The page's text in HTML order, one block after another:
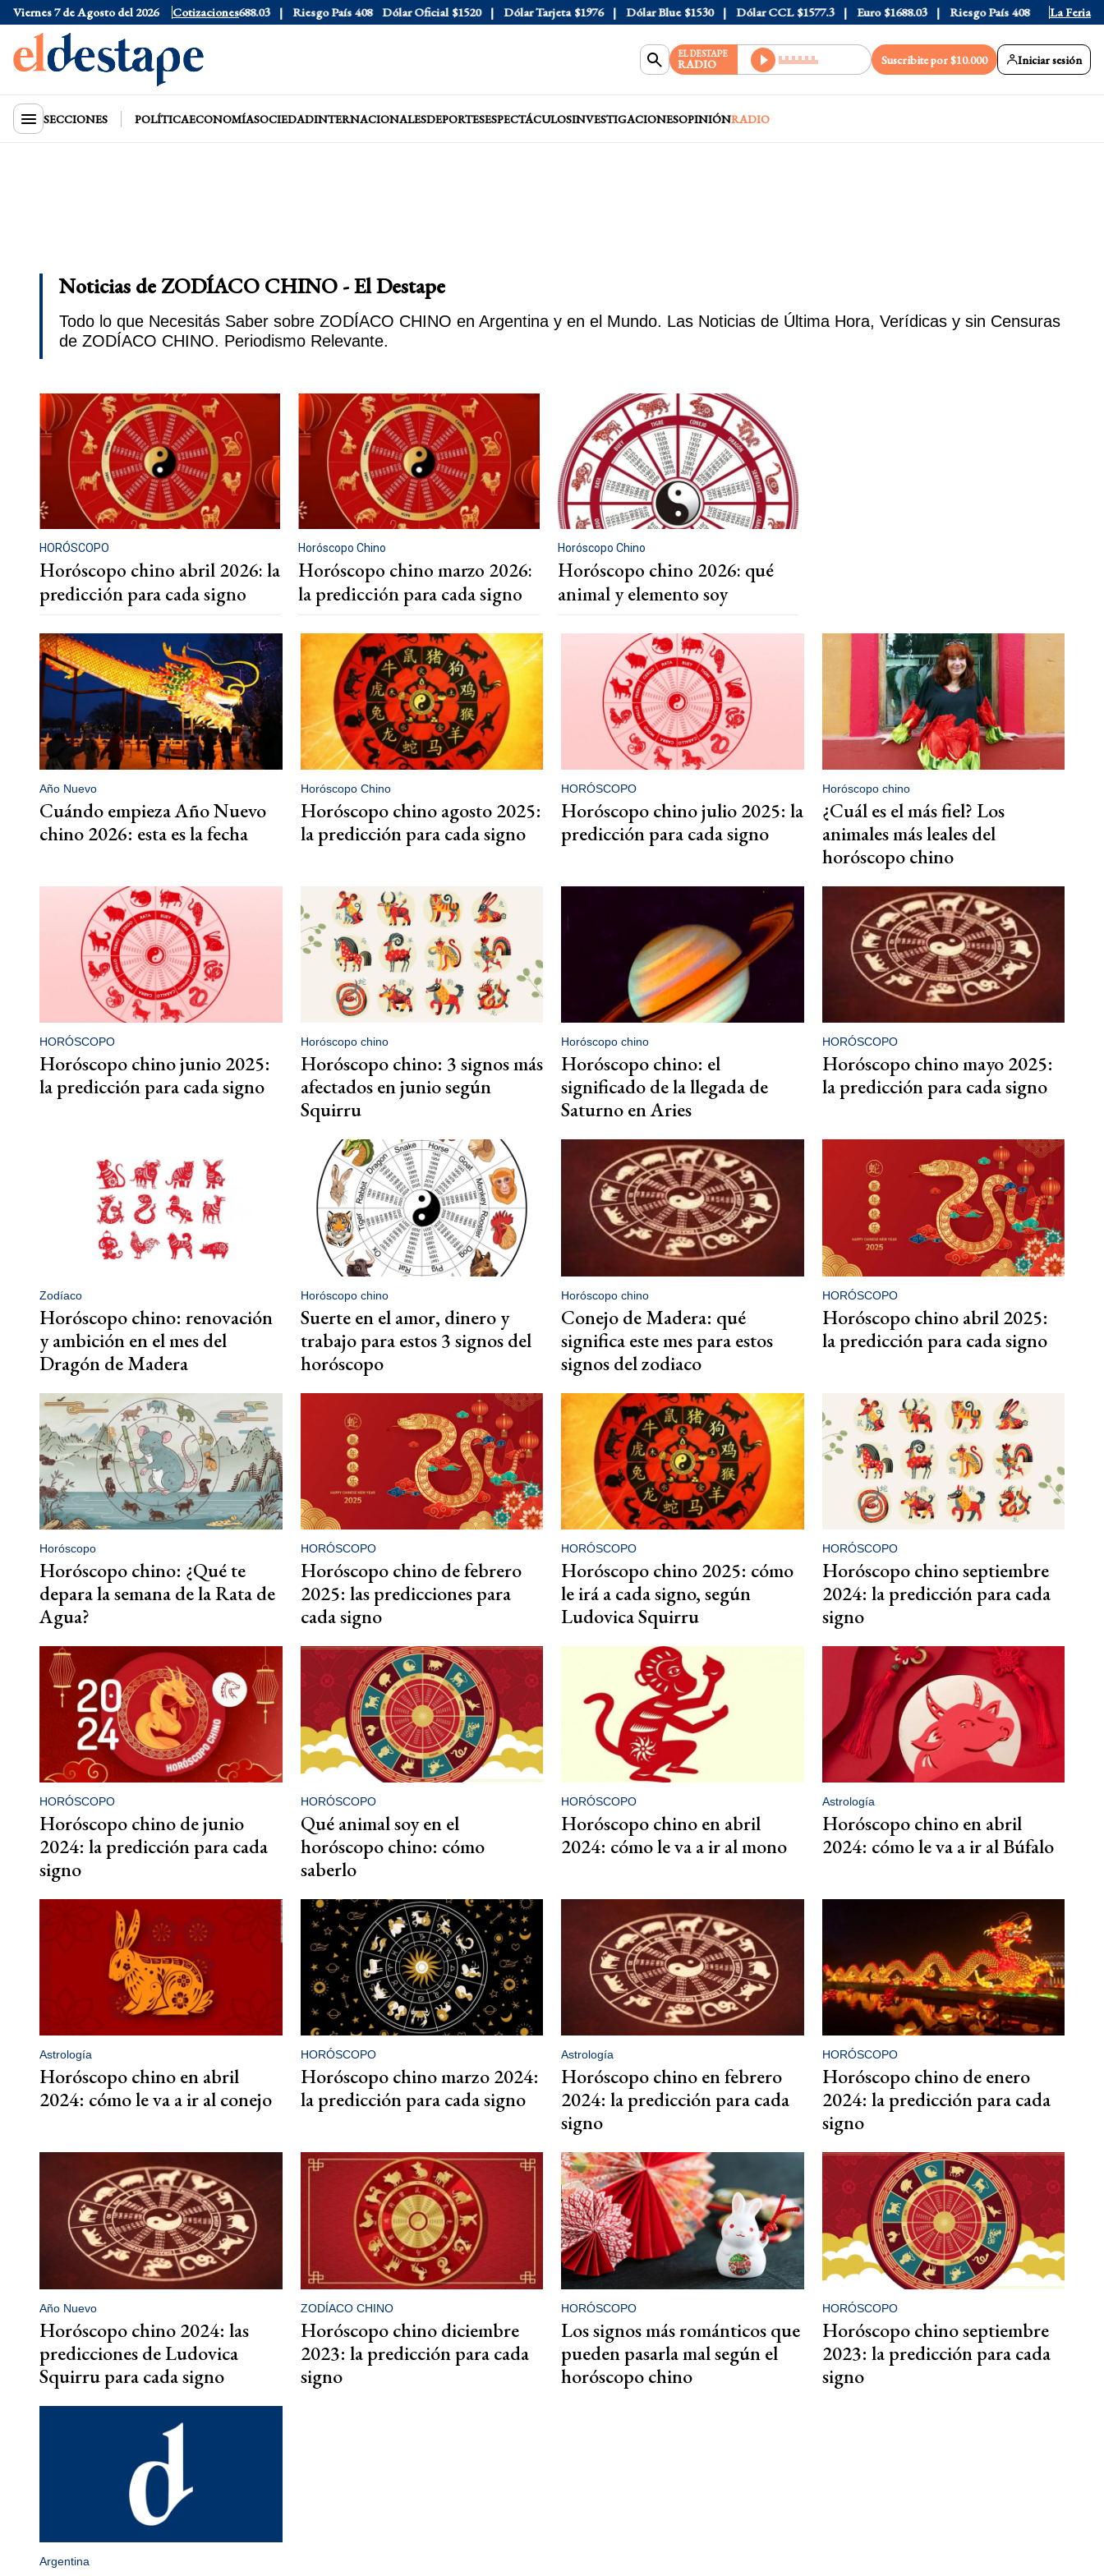
Viernes 7 de Agosto del 2026 Cotizaciones
Dólar CCL $1577.3 Euro $1688.03 Riesgo País 408 Dólar Oficial $1520 Dólar Tarjeta $1976 Dólar Blue $1530 Dólar CCL $1577.3 Euro $1688.03 Riesgo País 408 La Feria
EL DESTAPE
RADIO Suscribite por $10.000 Iniciar sesión
SECCIONES POLÍTICAECONOMÍASOCIEDADINTERNACIONALESDEPORTESESPECTÁCULOSINVESTIGACIONESOPINIÓNRADIO
Noticias de ZODÍACO CHINO - El Destape
Todo lo que Necesitás Saber sobre ZODÍACO CHINO en Argentina y en el Mundo. Las Noticias de Última Hora, Verídicas y sin Censuras
de ZODÍACO CHINO. Periodismo Relevante.
HORÓSCOPO
Horóscopo chino abril 2026: la
predicción para cada signo
Horóscopo Chino
Horóscopo chino marzo 2026:
la predicción para cada signo
Horóscopo Chino
Horóscopo chino 2026: qué
animal y elemento soy
Año Nuevo
Cuándo empieza Año Nuevo
chino 2026: esta es la fecha
Horóscopo Chino
Horóscopo chino agosto 2025:
la predicción para cada signo
HORÓSCOPO
Horóscopo chino julio 2025: la
predicción para cada signo
Horóscopo chino
¿Cuál es el más fiel? Los
animales más leales del
horóscopo chino
HORÓSCOPO
Horóscopo chino junio 2025:
la predicción para cada signo
Horóscopo chino
Horóscopo chino: 3 signos más
afectados en junio según
Squirru
Horóscopo chino
Horóscopo chino: el
significado de la llegada de
Saturno en Aries
HORÓSCOPO
Horóscopo chino mayo 2025:
la predicción para cada signo
Zodíaco
Horóscopo chino: renovación
y ambición en el mes del
Dragón de Madera
Horóscopo chino
Suerte en el amor, dinero y
trabajo para estos 3 signos del
horóscopo
Horóscopo chino
Conejo de Madera: qué
significa este mes para estos
signos del zodiaco
HORÓSCOPO
Horóscopo chino abril 2025:
la predicción para cada signo
Horóscopo
Horóscopo chino: ¿Qué te
depara la semana de la Rata de
Agua?
HORÓSCOPO
Horóscopo chino de febrero
2025: las predicciones para
cada signo
HORÓSCOPO
Horóscopo chino 2025: cómo
le irá a cada signo, según
Ludovica Squirru
HORÓSCOPO
Horóscopo chino septiembre
2024: la predicción para cada
signo
HORÓSCOPO
Horóscopo chino de junio
2024: la predicción para cada
signo
HORÓSCOPO
Qué animal soy en el
horóscopo chino: cómo
saberlo
HORÓSCOPO
Horóscopo chino en abril
2024: cómo le va a ir al mono
Astrología
Horóscopo chino en abril
2024: cómo le va a ir al Búfalo
Astrología
Horóscopo chino en abril
2024: cómo le va a ir al conejo
HORÓSCOPO
Horóscopo chino marzo 2024:
la predicción para cada signo
Astrología
Horóscopo chino en febrero
2024: la predicción para cada
signo
HORÓSCOPO
Horóscopo chino de enero
2024: la predicción para cada
signo
Año Nuevo
Horóscopo chino 2024: las
predicciones de Ludovica
Squirru para cada signo
ZODÍACO CHINO
Horóscopo chino diciembre
2023: la predicción para cada
signo
HORÓSCOPO
Los signos más románticos que
pueden pasarla mal según el
horóscopo chino
HORÓSCOPO
Horóscopo chino septiembre
2023: la predicción para cada
signo
Argentina